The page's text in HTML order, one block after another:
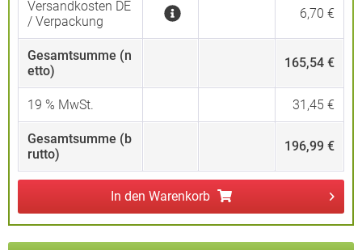
Versandkosten DE
/ Verpackung
6,70 €
Gesamtsumme (n
etto)
165,54 €
19 % MwSt. 31,45 €
Gesamtsumme (b
rutto)
196,99 €
In den Warenkorb